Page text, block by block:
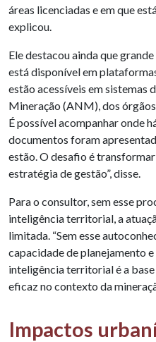
áreas licenciadas e em que
explicou.
Ele destacou ainda que
está disponível em
estão acessíveis em sistemas
Mineração (ANM), dos
É possível acompanhar onde
documentos foram
estão. O desafio é
estratégia de gestão”, disse.
Para o consultor, sem esse
inteligência territorial, a
limitada. “Sem esse
capacidade de planejamento
inteligência territorial é a
eficaz no contexto da
Impactos